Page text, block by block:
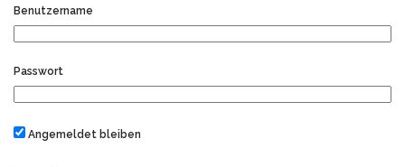
Benutzername
Passwort
Angemeldet bleiben